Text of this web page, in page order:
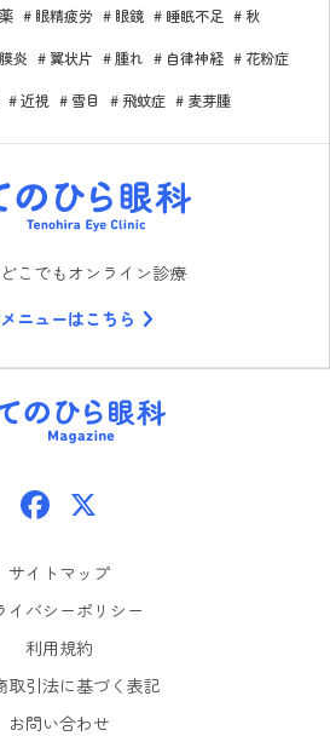
眼精疲労 眼鏡 睡眠不足 秋
炎 翼状片 腫れ 自律神経 花粉症
近視 雪目 飛蚊症 麦芽腫
てのひら眼科
こでもオンライン診療
ニューはこちら
てのひら眼科
Facebook
サイトマップ
イバシーポリシー
利用規約
取引法に基づく表記
お問い合わせ